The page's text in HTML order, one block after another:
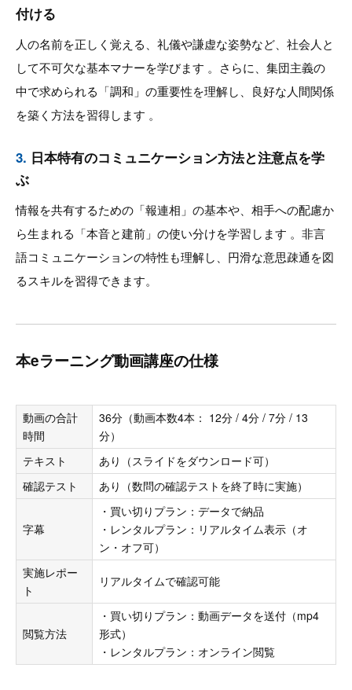
付ける
人の名前を正しく覚える、礼儀や謙虚な姿勢など、社会人と
して不可欠な基本マナーを学びます 。さらに、集団主義の
中で求められる「調和」の重要性を理解し、良好な人間関係
を築く方法を習得します 。
3. 日本特有のコミュニケーション方法と注意点を学
ぶ
情報を共有するための「報連相」の基本や、相手への配慮か
ら生まれる「本音と建前」の使い分けを学習します 。非言
語コミュニケーションの特性も理解し、円滑な意思疎通を図
るスキルを習得できます。
本eラーニング動画講座の仕様
動画の合計
時間
36分（動画本数4本： 12分 / 4分 / 7分 / 13
分）
テキスト
あり（スライドをダウンロード可）
確認テスト
あり（数問の確認テストを終了時に実施）
字幕
・買い切りプラン：データで納品
・レンタルプラン：リアルタイム表示（オ
ン・オフ可）
実施レポー
ト
リアルタイムで確認可能
閲覧方法
・買い切りプラン：動画データを送付（mp4
形式）
・レンタルプラン：オンライン閲覧